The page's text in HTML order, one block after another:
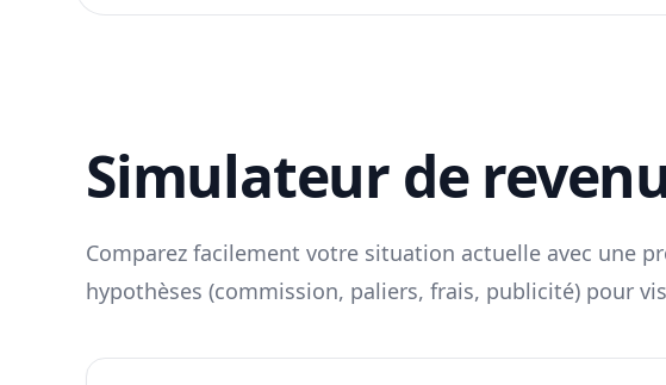
Simulateur de
Comparez facilement votre situation actuelle avec une
hypothèses (commission, paliers, frais, publicité) pour